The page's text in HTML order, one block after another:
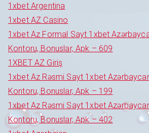
1xbet Argentina
1xbet AZ Casino
1xbet Az Formal Sayt 1xbet
Kontoru, Bonuslar, Apk – 609
1XBET AZ Giriş
1xbet Az Rəsmi Sayt 1xbet
Kontoru, Bonuslar, Apk – 199
1xbet Az Rəsmi Sayt 1xbet
Kontoru, Bonuslar, Apk – 402